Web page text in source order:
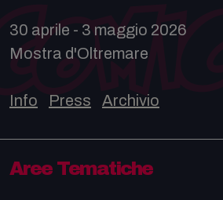
30 aprile - 3 maggio 2026
Mostra d'Oltremare
Info Press Archivio
Aree Tematiche